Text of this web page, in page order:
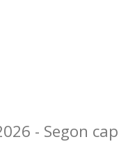
- Segon